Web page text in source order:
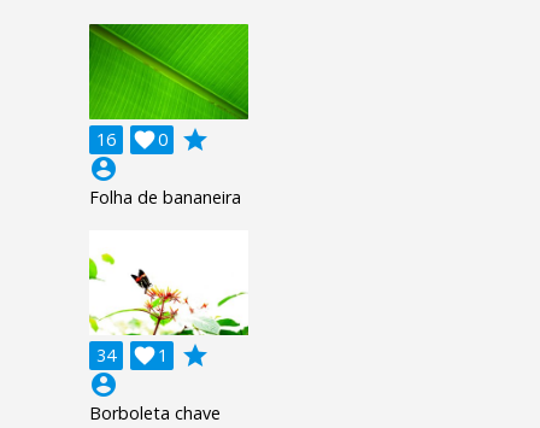
16 0

grade
account_circle
Folha de bananeira
34 1

grade
account_circle
Borboleta chave